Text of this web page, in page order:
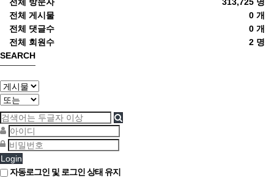
0 개
전체 게시물
0 개
전체 댓글수
2 명
전체 회원수
SEARCH
Login
자동로그인 및 로그인 상태 유지